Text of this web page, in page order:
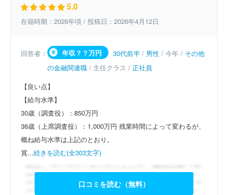
5.0
在籍時期：2026年頃 / 投稿日：2026年4月12日
回答者： 年収？？万円 30代前半 / 男性 / 今年 / その他
の金融関連職 / 主任クラス / 正社員
【良い点】
【給与水準】
30歳（調査役）：850万円
36歳（上席調査役）：1,000万円 残業時間によって変わるが、
概ね給与水準は上記のとおり。
賞...続きを読む(全303文字)
口コミを読む（無料）